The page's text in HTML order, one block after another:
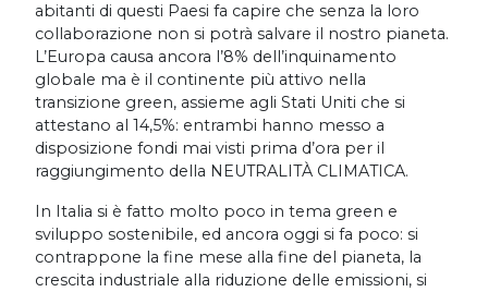
abitanti di questi Paesi fa capire che senza la loro
collaborazione non si potrà salvare il nostro pianeta.
L’Europa causa ancora l’8% dell’inquinamento
globale ma è il continente più attivo nella
transizione green, assieme agli Stati Uniti che si
attestano al 14,5%: entrambi hanno messo a
disposizione fondi mai visti prima d’ora per il
raggiungimento della NEUTRALITÀ CLIMATICA.
In Italia si è fatto molto poco in tema green e
sviluppo sostenibile, ed ancora oggi si fa poco: si
contrappone la fine mese alla fine del pianeta, la
crescita industriale alla riduzione delle emissioni, si